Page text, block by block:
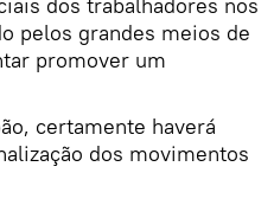
dos trabalhadores nos
pelos grandes meios de
promover um
certamente haverá
dos movimentos